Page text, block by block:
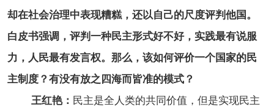
却在社会治理中表现糟糕，还以自己的尺度评判他国。
白皮书强调，评判一种民主形式好不好，实践最有说服
力，人民最有发言权。那么，该如何评价一个国家的民
主制度？有没有放之四海而皆准的模式？
王红艳： 民主是全人类的共同价值，但是实现民主